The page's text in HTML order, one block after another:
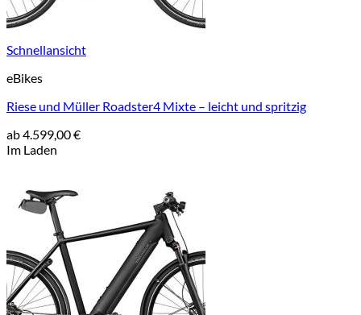
Schnellansicht
eBikes
Riese und Müller Roadster4 Mixte – leicht und spritzig
ab4.599,00€
Im Laden